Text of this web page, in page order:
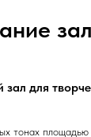
для
тонах площадью